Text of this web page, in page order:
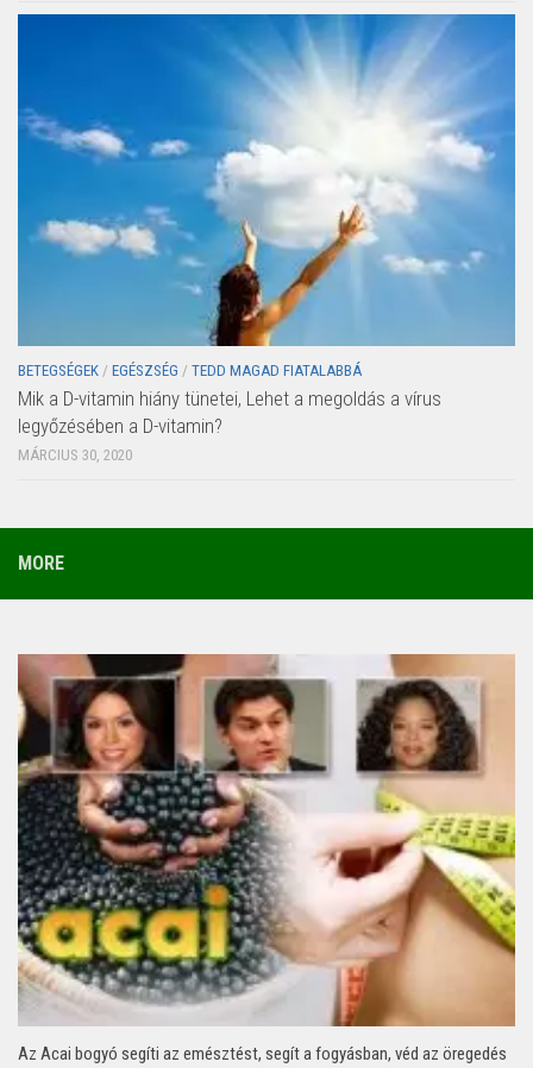
BETEGSÉGEK / EGÉSZSÉG / TEDD MAGAD FIATALABBÁ
Mik a D-vitamin hiány tünetei, Lehet a megoldás a vírus
legyőzésében a D-vitamin?
MÁRCIUS 30, 2020
MORE
Az Acai bogyó segíti az emésztést, segít a fogyásban, véd az öregedés